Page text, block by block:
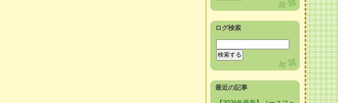
ログ検索
最近の記事